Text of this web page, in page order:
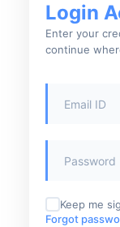
Login
Enter your
continue
Keep me
Forgot